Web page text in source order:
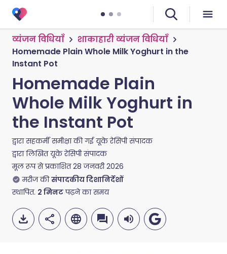
व्यंजन विधियाँ
शाकाहारी व्यंजन विधियाँ
Homemade Plain Whole Milk Yoghurt in the
Instant Pot
Homemade Plain
Whole Milk Yoghurt in
the Instant Pot
द्वारा सहकर्मी समीक्षा की गईयूके रेसिपी संपादक
द्वारा लिखितयूके रेसिपी संपादक
मूल रूप से प्रकाशित 28 जनवरी 2026
मरीज की संपादकीय दिशानिर्देशों
स्थापित. 2 मिनटपढ़ने का समय